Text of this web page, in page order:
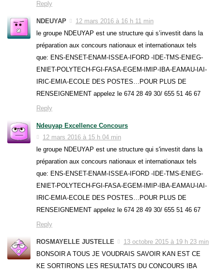
Reply
NDEUYAP
12 mars 2016 à 16 h 11 min
le groupe NDEUYAP est une structure qui s’investit dans la
préparation aux concours nationaux et internationaux tels
que: ENS-ENSET-ENAM-ISSEA-IFORD -IDE-TMS-ENIEG-
ENIET-POLYTECH-FGI-FASA-EGEM-IMIP-IBA-EAMAU-IAI-
IRIC-EMIA-ECOLE DES POSTES…POUR PLUS DE
RENSEIGNEMENT appelez le 674 28 49 30/ 655 51 46 67
Reply
Ndeuyap Excellence Concours
12 mars 2016 à 15 h 04 min
le groupe NDEUYAP est une structure qui s'investit dans la
préparation aux concours nationaux et internationaux tels
que: ENS-ENSET-ENAM-ISSEA-IFORD -IDE-TMS-ENIEG-
ENIET-POLYTECH-FGI-FASA-EGEM-IMIP-IBA-EAMAU-IAI-
IRIC-EMIA-ECOLE DES POSTES…POUR PLUS DE
RENSEIGNEMENT appelez le 674 28 49 30/ 655 51 46 67
Reply
ROSMAYELLE JUSTELLE
13 octobre 2015 à 19 h 23 min
BONSOIR A TOUS JE VOUDRAIS SAVOIR KAN EST CE
KE SORTIRONS LES RESULTATS DU CONCOURS IBA